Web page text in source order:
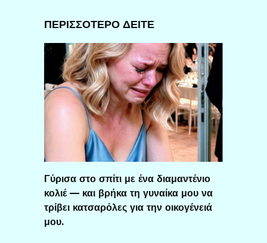
ΠΕΡΙΣΣΟΤΕΡΟ ΔΕΙΤΕ
Γύρισα στο σπίτι με ένα διαμαντένιο
κολιέ — και βρήκα τη γυναίκα μου να
τρίβει κατσαρόλες για την οικογένειά
μου.